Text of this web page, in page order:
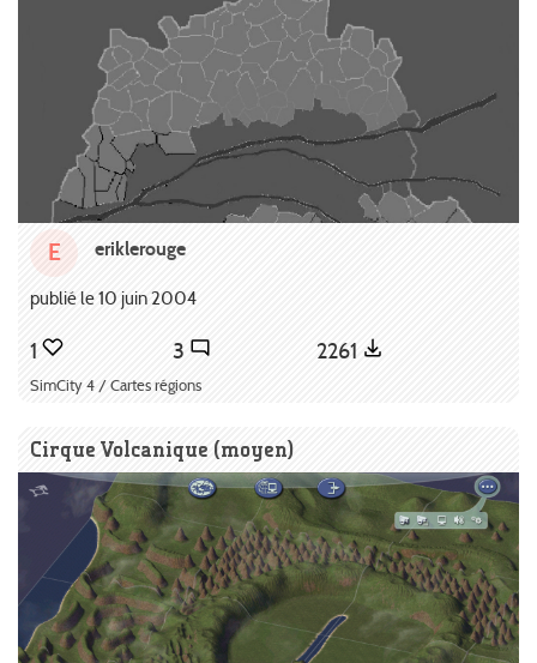
E eriklerouge
publié le 10 juin 2004
1 3 2261
SimCity 4 / Cartes régions
Cirque Volcanique (moyen)